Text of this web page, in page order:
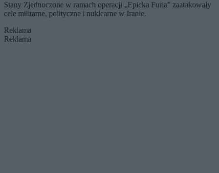
Stany Zjednoczone w ramach operacji „Epicka Furia” zaatakowały
cele militarne, polityczne i nuklearne w Iranie.
Reklama
Reklama